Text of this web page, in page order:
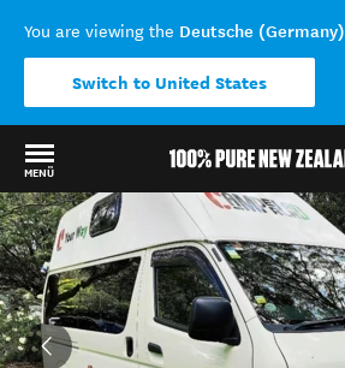
You are viewing the Deutsche (Germany)
Switch to United States
MENÜ
Back to my results